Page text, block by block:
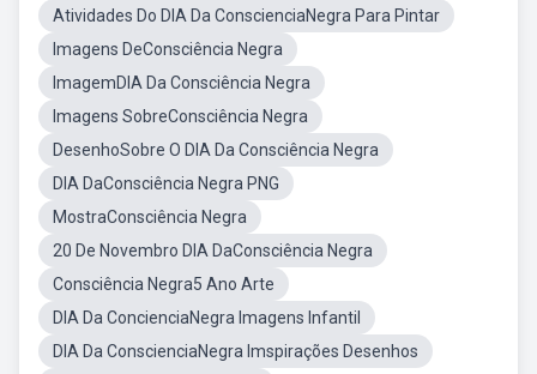
Atividades Do DIA Da ConscienciaNegra Para Pintar
Imagens DeConsciência Negra
ImagemDIA Da Consciência Negra
Imagens SobreConsciência Negra
DesenhoSobre O DIA Da Consciência Negra
DIA DaConsciência Negra PNG
MostraConsciência Negra
20 De Novembro DIA DaConsciência Negra
Consciência Negra5 Ano Arte
DIA Da ConcienciaNegra Imagens Infantil
DIA Da ConscienciaNegra Imspirações Desenhos